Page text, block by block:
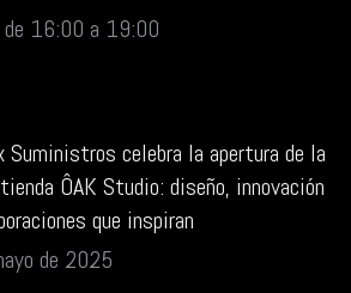
16:00 a 19:00
Suministros celebra la apertura de la
ÔAK Studio: diseño, innovación
que inspiran
de 2025